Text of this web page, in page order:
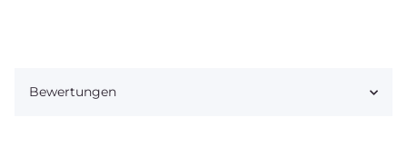
Bewertungen